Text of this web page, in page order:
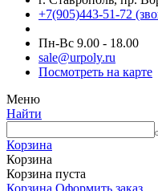
+7(905)443-51-72
Пн-Вс 9.00 - 18.00
sale@urpoly.ru
Посмотреть на карте
Меню
Найти
Корзина
Корзина
Корзина пуста